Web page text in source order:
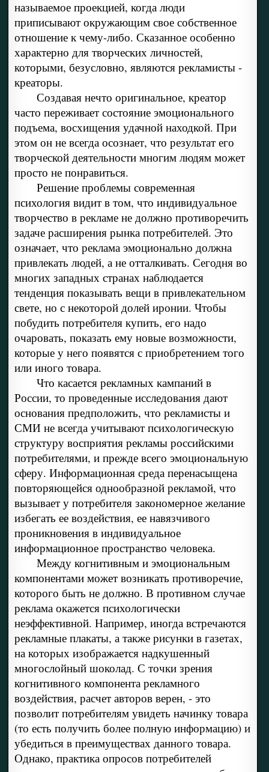
называемое проекцией, когда люди
приписывают окружающим свое собственное
отношение к чему-либо. Сказанное особенно
характерно для творческих личностей,
которыми, безусловно, являются рекламисты -
креаторы.
Создавая нечто оригинальное, креатор
часто переживает состояние эмоционального
подъема, восхищения удачной находкой. При
этом он не всегда осознает, что результат его
творческой деятельности многим людям может
просто не понравиться.
Решение проблемы современная
психология видит в том, что индивидуальное
творчество в рекламе не должно противоречить
задаче расширения рынка потребителей. Это
означает, что реклама эмоционально должна
привлекать людей, а не отталкивать. Сегодня во
многих западных странах наблюдается
тенденция показывать вещи в привлекательном
свете, но с некоторой долей иронии. Чтобы
побудить потребителя купить, его надо
очаровать, показать ему новые возможности,
которые у него появятся с приобретением того
или иного товара.
Что касается рекламных кампаний в
России, то проведенные исследования дают
основания предположить, что рекламисты и
СМИ не всегда учитывают психологическую
структуру восприятия рекламы российскими
потребителями, и прежде всего эмоциональную
сферу. Информационная среда перенасыщена
повторяющейся однообразной рекламой, что
вызывает у потребителя закономерное желание
избегать ее воздействия, ее навязчивого
проникновения в индивидуальное
информационное пространство человека.
Между когнитивным и эмоциональным
компонентами может возникать противоречие,
которого быть не должно. В противном случае
реклама окажется психологически
неэффективной. Например, иногда встречаются
рекламные плакаты, а также рисунки в газетах,
на которых изображается надкушенный
многослойный шоколад. С точки зрения
когнитивного компонента рекламного
воздействия, расчет авторов верен, - это
позволит потребителям увидеть начинку товара
(то есть получить более полную информацию) и
убедиться в преимуществах данного товара.
Однако, практика опросов потребителей